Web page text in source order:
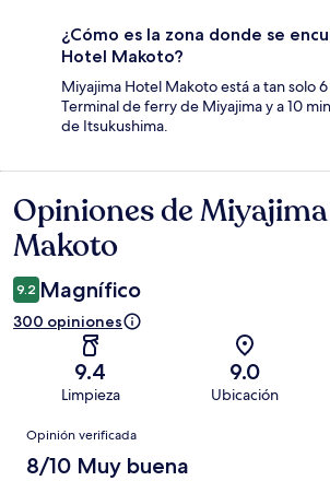
¿Cómo es la zona donde se
Hotel Makoto?
Miyajima Hotel Makoto está a tan solo
Terminal de ferry de Miyajima y a 10
de Itsukushima.
Opiniones
Opiniones de
Makoto
9.2 Magnífico
300 opiniones
9.4
Limpieza
9.0
Ubicación
Opiniones
Opinión verificada
8/10 Muy buena